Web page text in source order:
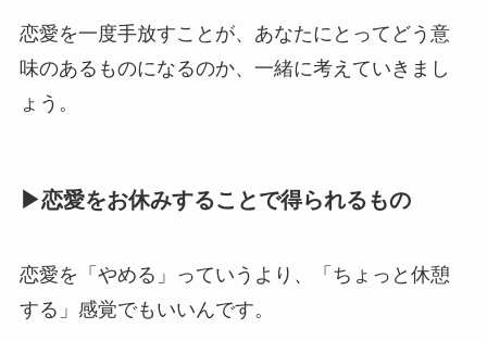
恋愛を一度手放すことが、あなたにとってどう意
味のあるものになるのか、一緒に考えていきまし
ょう。
▶恋愛をお休みすることで得られるもの
恋愛を「やめる」っていうより、「ちょっと休憩
する」感覚でもいいんです。